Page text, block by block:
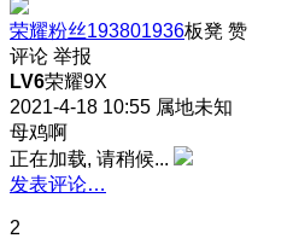
荣耀粉丝193801936板凳 赞
评论 举报
LV6荣耀9X
2021-4-18 10:55 属地未知
母鸡啊
正在加载, 请稍候...
发表评论…
2